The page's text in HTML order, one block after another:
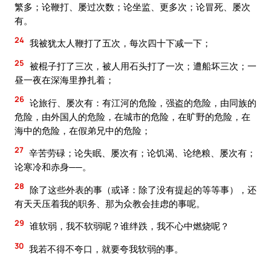
繁多；论鞭打、屡过次数；论坐监、更多次；论冒死、屡次
有。
24 我被犹太人鞭打了五次，每次四十下减一下；
25 被棍子打了三次，被人用石头打了一次；遭船坏三次；一
昼一夜在深海里挣扎着；
26 论旅行、屡次有：有江河的危险，强盗的危险，由同族的
危险，由外国人的危险，在城市的危险，在旷野的危险，在
海中的危险，在假弟兄中的危险；
27 辛苦劳碌；论失眠、屡次有；论饥渴、论绝粮、屡次有；
论寒冷和赤身──。
28 除了这些外表的事（或译：除了没有提起的等等事），还
有天天压着我的职务、那为众教会挂虑的事呢。
29 谁软弱，我不软弱呢？谁绊跌，我不心中燃烧呢？
30 我若不得不夸口，就要夸我软弱的事。